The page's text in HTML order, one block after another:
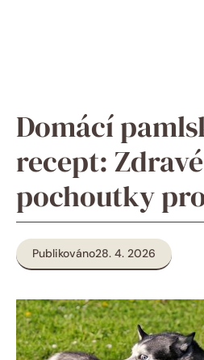
Domácí
recept: Zdravé
pochoutky
Publikováno28. 4. 2026